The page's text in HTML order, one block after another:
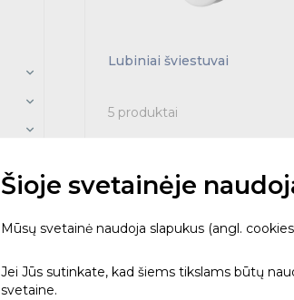
Lubiniai šviestuvai
5 produktai
Šioje svetainėje
Mūsų svetainė naudoja slapukus (angl.
Jei Jūs sutinkate, kad šiems tikslams būtų
svetaine.